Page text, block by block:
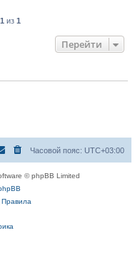
1 из1
Перейти
Часовой пояс: UTC+03:00
© phpBB Limited
Правила